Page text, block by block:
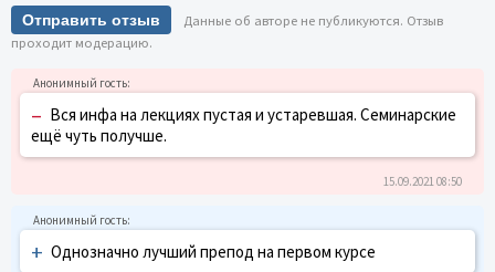
Отправить отзыв
Данные об авторе не публикуются. Отзыв
проходит модерацию.
– Вся инфа на лекциях пустая и устаревшая. Семинарские
ещё чуть получше.
15.09.2021 08:50
+ Однозначно лучший препод на первом курсе